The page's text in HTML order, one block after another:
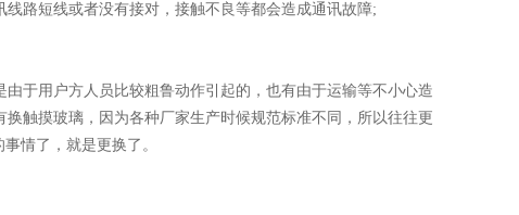
路短线或者没有接对，接触不良等都会造成通讯故障;
于用户方人员比较粗鲁动作引起的，也有由于运输等不小心造
触摸玻璃，因为各种厂家生产时候规范标准不同，所以往往更
情了，就是更换了。